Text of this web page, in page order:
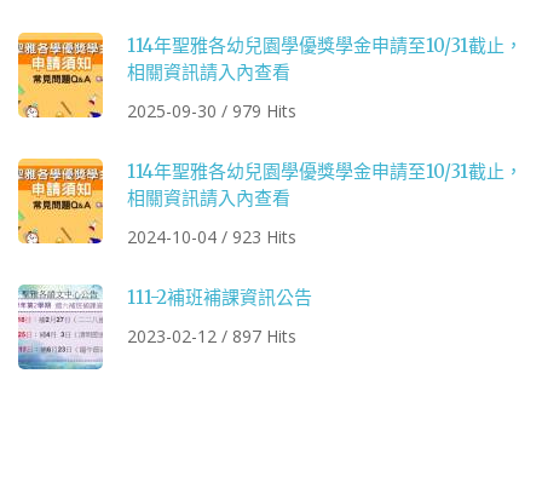
114年聖雅各幼兒園學優獎學金申請至10/31截止，
相關資訊請入內查看
2025-09-30 / 979 Hits
114年聖雅各幼兒園學優獎學金申請至10/31截止，
相關資訊請入內查看
2024-10-04 / 923 Hits
111-2補班補課資訊公告
2023-02-12 / 897 Hits